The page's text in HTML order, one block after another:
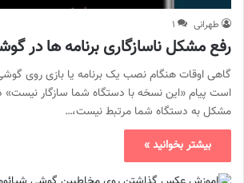
طهرانی ۱
رفع مشکل ناسازگاری برنامه ها در
گاهی اوقات هنگام نصب یک برنامه یا بازی روی
است پیام «این نسخه با دستگاه شما سازگار نیست»
مشکل به دستگاه شما مرتبط نیست،…
بیشتر بخوانید »